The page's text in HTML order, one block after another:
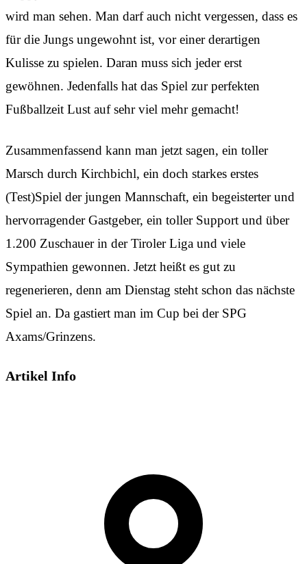
wird man sehen. Man darf auch nicht vergessen, dass es
für die Jungs ungewohnt ist, vor einer derartigen
Kulisse zu spielen. Daran muss sich jeder erst
gewöhnen. Jedenfalls hat das Spiel zur perfekten
Fußballzeit Lust auf sehr viel mehr gemacht!
Zusammenfassend kann man jetzt sagen, ein toller
Marsch durch Kirchbichl, ein doch starkes erstes
(Test)Spiel der jungen Mannschaft, ein begeisterter und
hervorragender Gastgeber, ein toller Support und über
1.200 Zuschauer in der Tiroler Liga und viele
Sympathien gewonnen. Jetzt heißt es gut zu
regenerieren, denn am Dienstag steht schon das nächste
Spiel an. Da gastiert man im Cup bei der SPG
Axams/Grinzens.
Artikel Info